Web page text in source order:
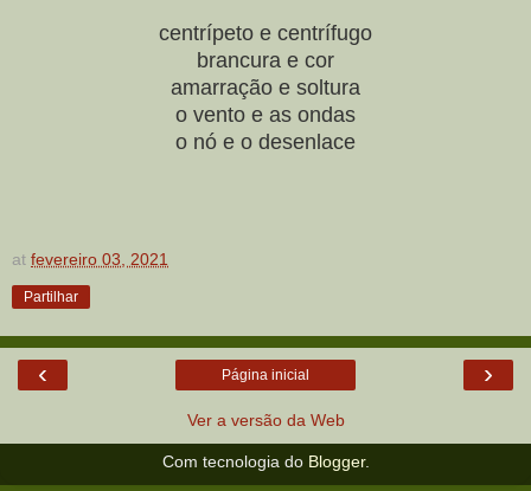
centrípeto e centrífugo
brancura e cor
amarração e soltura
o vento e as ondas
o nó e o desenlace
at fevereiro 03, 2021
Partilhar
‹ ›
Página inicial
Ver a versão da Web
Com tecnologia do Blogger.